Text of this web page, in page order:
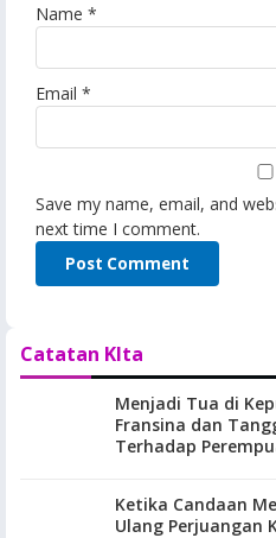
Name *
Email *
Save my name, email, and
next time I comment.
Catatan KIta
Menjadi Tua di
Fransina dan
Terhadap
Ketika Candaan
Ulang Perjuangan